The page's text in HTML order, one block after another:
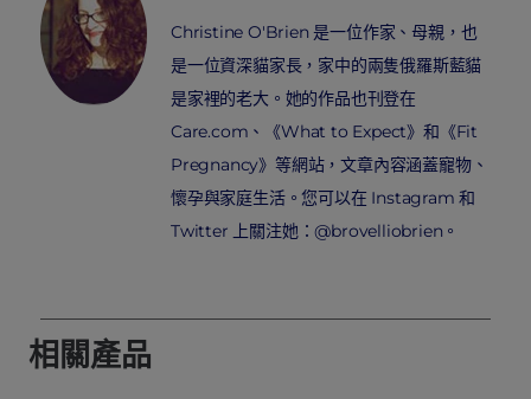
Christine O'Brien 是一位作家、母親，也
是一位資深貓家長，家中的兩隻俄羅斯藍貓
是家裡的老大。她的作品也刊登在
Care.com、《What to Expect》和《Fit
Pregnancy》等網站，文章內容涵蓋寵物、
懷孕與家庭生活。您可以在 Instagram 和
Twitter 上關注她：@brovelliobrien。
相關產品